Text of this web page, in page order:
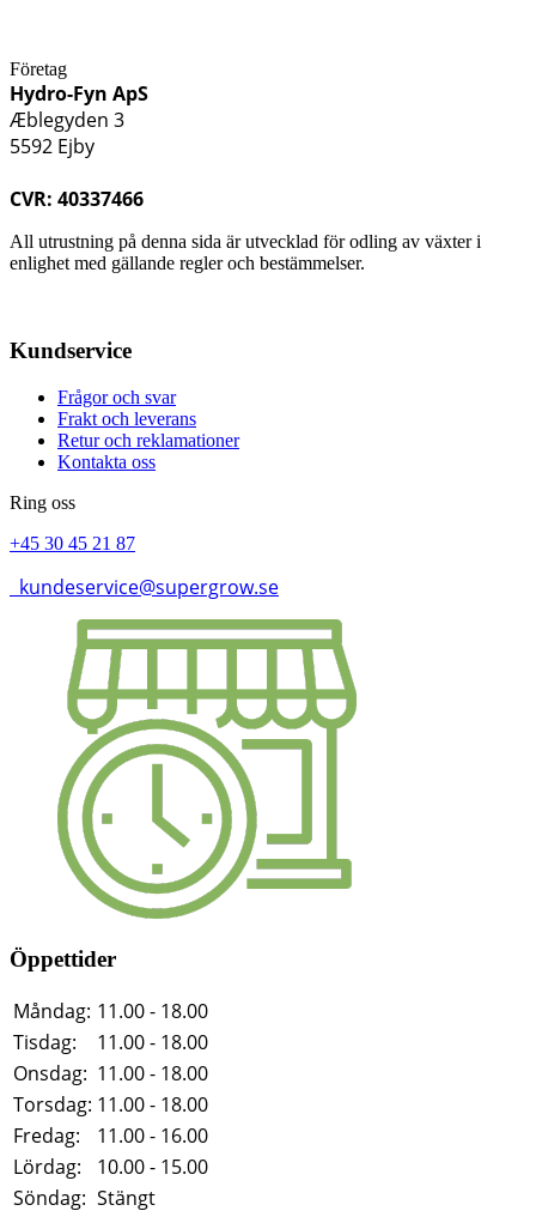
Företag
Hydro-Fyn ApS
Æblegyden 3
5592 Ejby
CVR: 40337466
All utrustning på denna sida är utvecklad för odling av växter i
enlighet med gällande regler och bestämmelser.
Kundservice
Frågor och svar
Frakt och leverans
Retur och reklamationer
Kontakta oss
Ring oss
+45 30 45 21 87
kundeservice@supergrow.se
Öppettider
Måndag: 11.00 - 18.00
Tisdag:
11.00 - 18.00
Onsdag: 11.00 - 18.00
Torsdag: 11.00 - 18.00
Fredag:
11.00 - 16.00
Lördag:
10.00 - 15.00
Söndag: Stängt